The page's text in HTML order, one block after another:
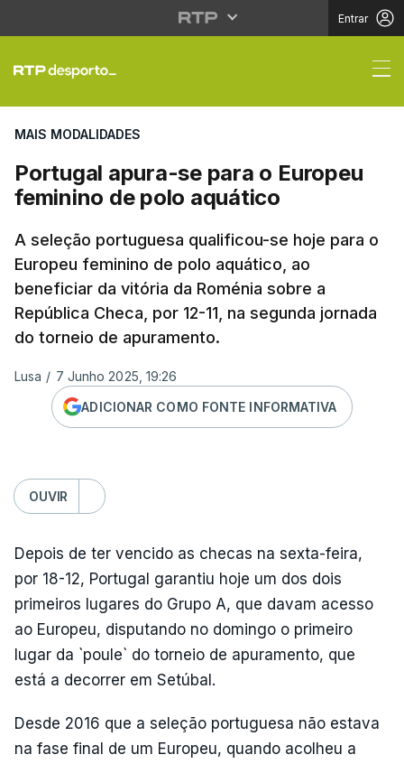
Entrar
Portugal apura-se
MAIS MODALIDADES
Portugal apura-se para o Europeu
feminino de polo aquático
A seleção portuguesa qualificou-se hoje para o
Europeu feminino de polo aquático, ao
beneficiar da vitória da Roménia sobre a
República Checa, por 12-11, na segunda jornada
do torneio de apuramento.
Lusa / 7 Junho 2025, 19:26
ADICIONAR COMO FONTE INFORMATIVA
OUVIR
Depois de ter vencido as checas na sexta-feira,
por 18-12, Portugal garantiu hoje um dos dois
primeiros lugares do Grupo A, que davam acesso
ao Europeu, disputando no domingo o primeiro
lugar da `poule` do torneio de apuramento, que
está a decorrer em Setúbal.
Desde 2016 que a seleção portuguesa não estava
na fase final de um Europeu, quando acolheu a